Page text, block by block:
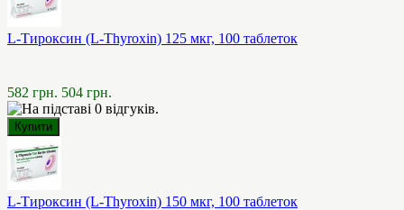
L-Тироксин (L-Thyroxin) 125 мкг, 100 таблеток
582 грн. 504 грн.
L-Тироксин (L-Thyroxin) 150 мкг, 100 таблеток